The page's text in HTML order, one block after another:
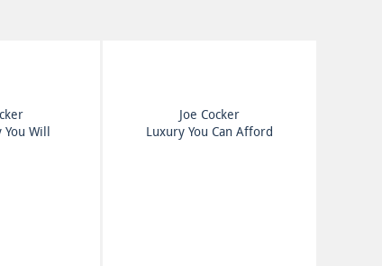
Will
Joe Cocker
Luxury You Can Afford